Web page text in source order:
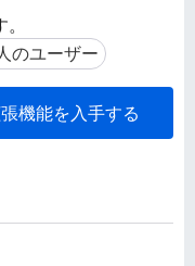
ユーザー
のユーザー
機能を入手する